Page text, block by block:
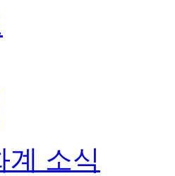
계 소식